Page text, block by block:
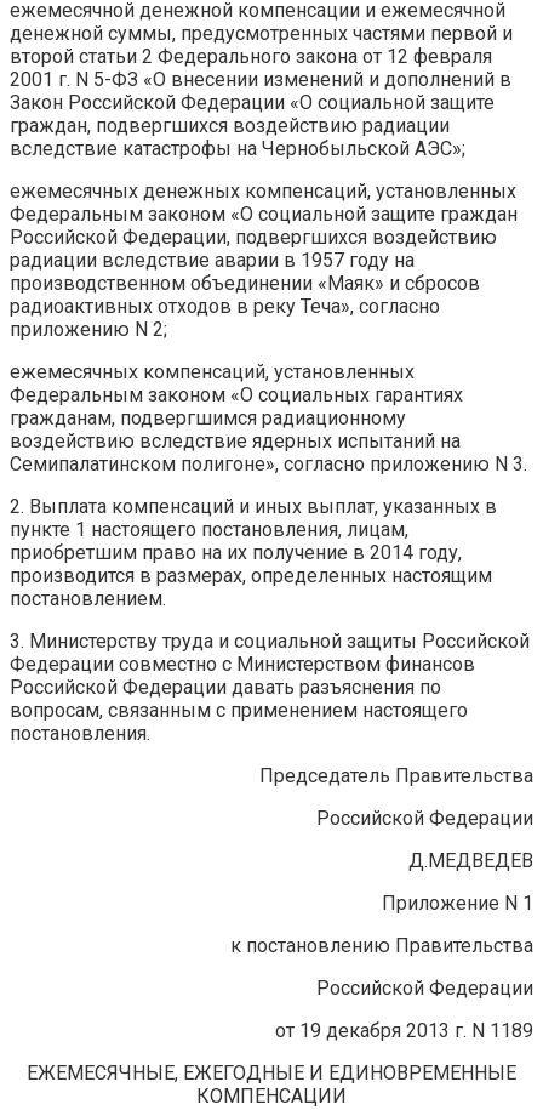
ежемесячной денежной компенсации и ежемесячной
денежной суммы, предусмотренных частями первой и
второй статьи 2 Федерального закона от 12 февраля
2001 г. N 5-ФЗ «О внесении изменений и дополнений в
Закон Российской Федерации «О социальной защите
граждан, подвергшихся воздействию радиации
вследствие катастрофы на Чернобыльской АЭС»;
ежемесячных денежных компенсаций, установленных
Федеральным законом «О социальной защите граждан
Российской Федерации, подвергшихся воздействию
радиации вследствие аварии в 1957 году на
производственном объединении «Маяк» и сбросов
радиоактивных отходов в реку Теча», согласно
приложению N 2;
ежемесячных компенсаций, установленных
Федеральным законом «О социальных гарантиях
гражданам, подвергшимся радиационному
воздействию вследствие ядерных испытаний на
Семипалатинском полигоне», согласно приложению N 3.
2. Выплата компенсаций и иных выплат, указанных в
пункте 1 настоящего постановления, лицам,
приобретшим право на их получение в 2014 году,
производится в размерах, определенных настоящим
постановлением.
3. Министерству труда и социальной защиты Российской
Федерации совместно с Министерством финансов
Российской Федерации давать разъяснения по
вопросам, связанным с применением настоящего
постановления.
Председатель Правительства
Российской Федерации
Д.МЕДВЕДЕВ
Приложение N 1
к постановлению Правительства
Российской Федерации
от 19 декабря 2013 г. N 1189
ЕЖЕМЕСЯЧНЫЕ, ЕЖЕГОДНЫЕ И ЕДИНОВРЕМЕННЫЕ
КОМПЕНСАЦИИ